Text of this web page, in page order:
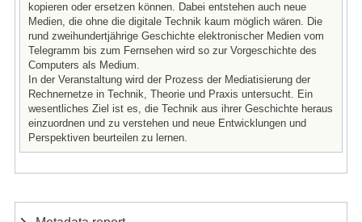
kopieren oder ersetzen können. Dabei entstehen auch neue
Medien, die ohne die digitale Technik kaum möglich wären. Die
rund zweihundertjährige Geschichte elektronischer Medien vom
Telegramm bis zum Fernsehen wird so zur Vorgeschichte des
Computers als Medium.
In der Veranstaltung wird der Prozess der Mediatisierung der
Rechnernetze in Technik, Theorie und Praxis untersucht. Ein
wesentliches Ziel ist es, die Technik aus ihrer Geschichte heraus
einzuordnen und zu verstehen und neue Entwicklungen und
Perspektiven beurteilen zu lernen.